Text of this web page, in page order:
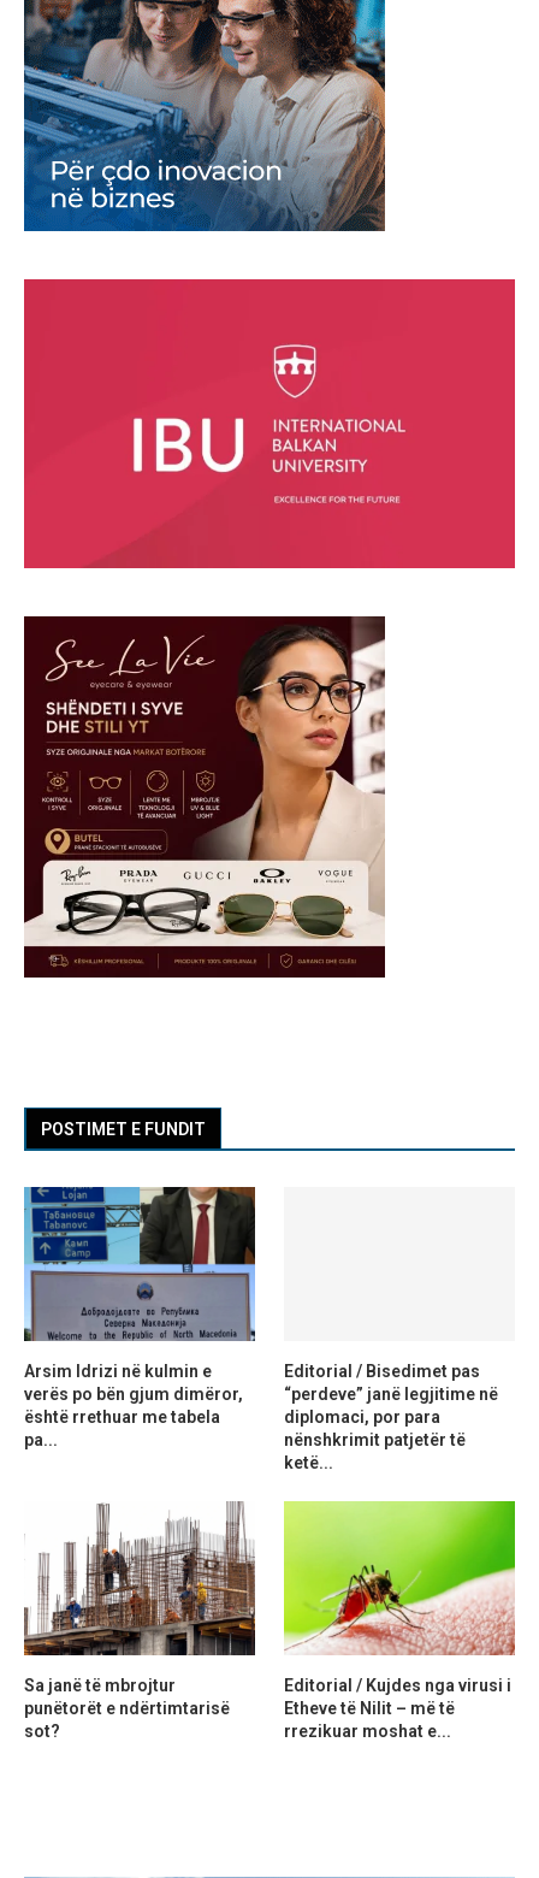
POSTIMET E FUNDIT
Arsim Idrizi në kulmin e
verës po bën gjum dimëror,
është rrethuar me tabela
pa...
Editorial / Bisedimet pas
“perdeve” janë legjitime në
diplomaci, por para
nënshkrimit patjetër të
ketë...
Sa janë të mbrojtur
punëtorët e ndërtimtarisë
sot?
Editorial / Kujdes nga virusi i
Etheve të Nilit – më të
rrezikuar moshat e...